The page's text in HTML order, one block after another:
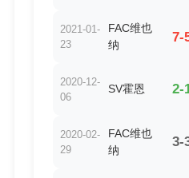
2021-01-
23
FAC维也
纳
7-
2020-12-
06
SV霍恩 2-
2020-02-
29
FAC维也
纳
3-